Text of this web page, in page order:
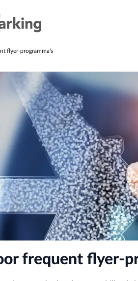
flyer-programma's
frequent flyer-